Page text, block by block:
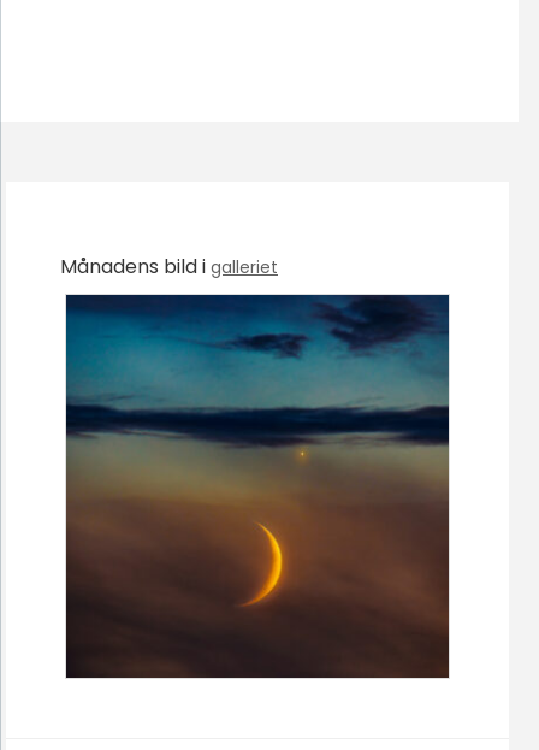
Månadens bild i galleriet